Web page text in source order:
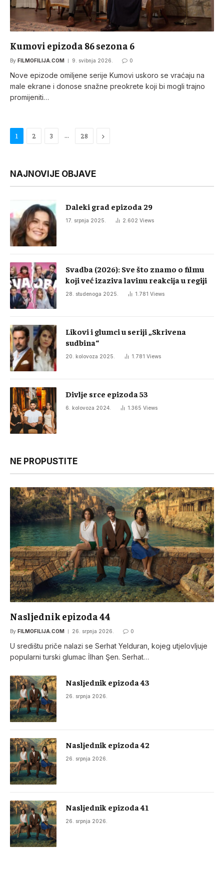
Kumovi epizoda 86 sezona 6
By FILMOFILIJA.COM 9. svibnja 2026. 0
Nove epizode omiljene serije Kumovi uskoro se vraćaju na
male ekrane i donose snažne preokrete koji bi mogli trajno
promijeniti…
1 2 3 … 28 Next
NAJNOVIJE OBJAVE
Daleki grad epizoda 29
17. srpnja 2025. 2.602 Views
Svadba (2026): Sve što znamo o filmu
koji već izaziva lavinu reakcija u regiji
28. studenoga 2025. 1.781 Views
Likovi i glumci u seriji „Skrivena
sudbina“
20. kolovoza 2025. 1.781 Views
Divlje srce epizoda 53
6. kolovoza 2024. 1.365 Views
NE PROPUSTITE
Nasljednik epizoda 44
By FILMOFILIJA.COM 26. srpnja 2026. 0
U središtu priče nalazi se Serhat Yelduran, kojeg utjelovljuje
popularni turski glumac İlhan Şen. Serhat…
Nasljednik epizoda 43
26. srpnja 2026.
Nasljednik epizoda 42
26. srpnja 2026.
Nasljednik epizoda 41
26. srpnja 2026.